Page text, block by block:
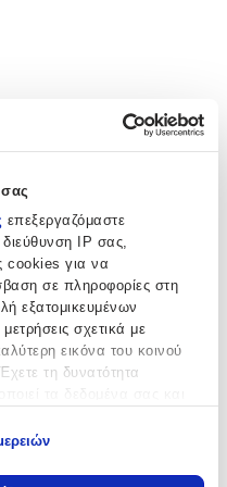
επεξεργαζόμαστε
IP σας,
cookies για να
σε πληροφορίες στη
εξατομικευμένων
σχετικά με
εικόνα του κοινού
τη δυνατότητα